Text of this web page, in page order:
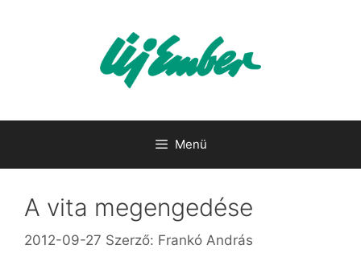
Menü
A vita megengedése
2012-09-27 Szerző: Frankó András